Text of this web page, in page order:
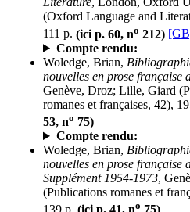
(Oxford Language and
111 p. (ici p. 60, no 212)
Compte rendu:
Woledge, Brian,
nouvelles en prose française
Genève, Droz; Lille, Giard
romanes et françaises, 42),
53, no 75)
Compte rendu:
Woledge, Brian,
nouvelles en prose française
Supplément 1954-1973,
(Publications romanes et
o